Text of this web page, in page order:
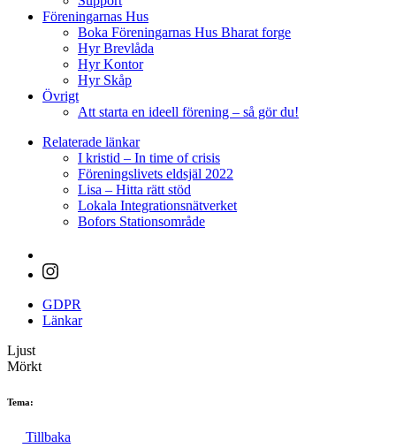
Föreningarnas Hus
Boka Föreningarnas Hus Bharat forge
Hyr Brevlåda
Hyr Kontor
Hyr Skåp
Övrigt
Att starta en ideell förening – så gör du!
Relaterade länkar
I kristid – In time of crisis
Föreningslivets eldsjäl 2022
Lisa – Hitta rätt stöd
Lokala Integrationsnätverket
Bofors Stationsområde
GDPR
Länkar
Ljust
Mörkt
Tema:
Tillbaka